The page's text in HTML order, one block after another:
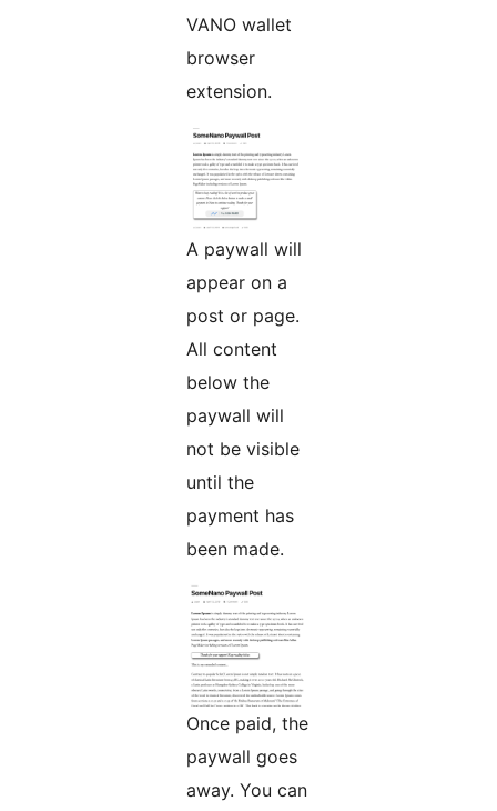
VANO wallet
browser
extension.
A paywall will
appear on a
post or page.
All content
below the
paywall will
not be visible
until the
payment has
been made.
Once paid, the
paywall goes
away. You can